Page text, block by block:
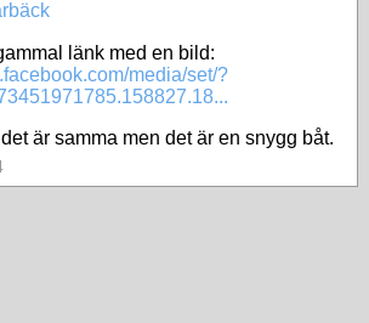
länk med en bild:
media/set/?
är samma men det är en snygg båt.